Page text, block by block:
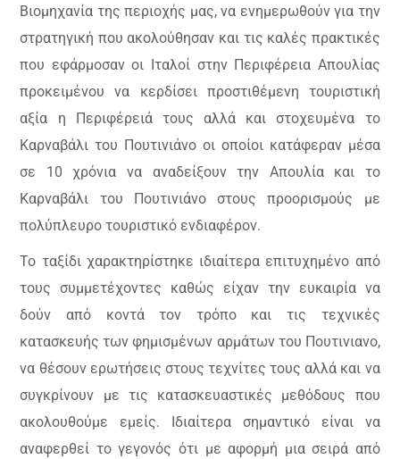
Βιομηχανία της περιοχής μας, να ενημερωθούν για την
στρατηγική που ακολούθησαν και τις καλές πρακτικές
που εφάρμοσαν οι Ιταλοί στην Περιφέρεια Απουλίας
προκειμένου να κερδίσει προστιθέμενη τουριστική
αξία η Περιφέρειά τους αλλά και στοχευμένα το
Καρναβάλι του Πουτινιάνο οι οποίοι κατάφεραν μέσα
σε 10 χρόνια να αναδείξουν την Απουλία και το
Καρναβάλι του Πουτινιάνο στους προορισμούς με
πολύπλευρο τουριστικό ενδιαφέρον.
Το ταξίδι χαρακτηρίστηκε ιδιαίτερα επιτυχημένο από
τους συμμετέχοντες καθώς είχαν την ευκαιρία να
δούν από κοντά τον τρόπο και τις τεχνικές
κατασκευής των φημισμένων αρμάτων του Πουτινιανο,
να θέσουν ερωτήσεις στους τεχνίτες τους αλλά και να
συγκρίνουν με τις κατασκευαστικές μεθόδους που
ακολουθούμε εμείς. Ιδιαίτερα σημαντικό είναι να
αναφερθεί το γεγονός ότι με αφορμή μια σειρά από